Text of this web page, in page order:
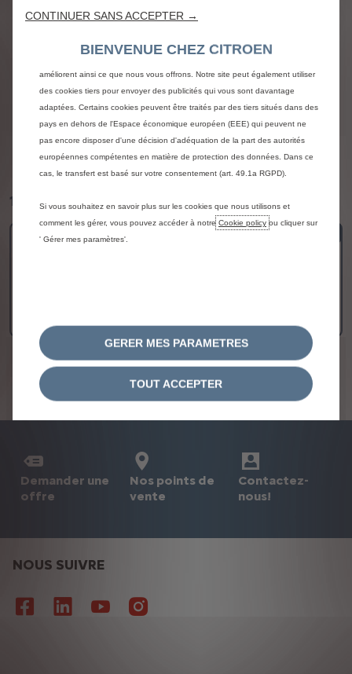
1 1 NAV_MODEL_TITLE
BERLINGO FOURGON
MENTION_TRANSVERSE_TITLE
MENTION_FINITION
EMISSIONS_STANDARD_TRANSVERSE_LEGAL_MENTION
Demander une
offre
Nos points de
vente
Contactez-
nous!
NOUS SUIVRE
CONTINUER SANS ACCEPTER →
BIENVENUE CHEZ CITROEN
améliorent ainsi ce que nous vous offrons. Notre site peut également utiliser
des cookies tiers pour envoyer des publicités qui vous sont davantage
adaptées. Certains cookies peuvent être traités par des tiers situés dans des
pays en dehors de l'Espace économique européen (EEE) qui peuvent ne
pas encore disposer d'une décision d'adéquation de la part des autorités
européennes compétentes en matière de protection des données. Dans ce
cas, le transfert est basé sur votre consentement (art. 49.1a RGPD).
Si vous souhaitez en savoir plus sur les cookies que nous utilisons et
comment les gérer, vous pouvez accéder à notre Cookie policy ou cliquer sur
' Gérer mes paramètres'.
GERER MES PARAMETRES
TOUT ACCEPTER